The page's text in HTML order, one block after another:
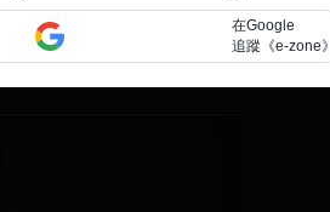
在Google
追蹤《e-zone》